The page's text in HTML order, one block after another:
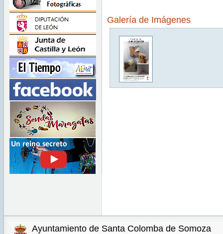
Galería de Imágenes
Ayuntamiento de Santa Colomba de Somoza